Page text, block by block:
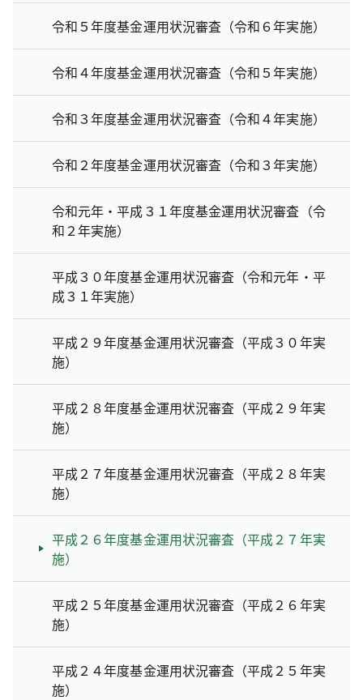
令和５年度基金運用状況審査（令和６年実施）
令和４年度基金運用状況審査（令和５年実施）
令和３年度基金運用状況審査（令和４年実施）
令和２年度基金運用状況審査（令和３年実施）
令和元年・平成３１年度基金運用状況審査（令
和２年実施）
平成３０年度基金運用状況審査（令和元年・平
成３１年実施）
平成２９年度基金運用状況審査（平成３０年実
施）
平成２８年度基金運用状況審査（平成２９年実
施）
平成２７年度基金運用状況審査（平成２８年実
施）
平成２６年度基金運用状況審査（平成２７年実
施）
平成２５年度基金運用状況審査（平成２６年実
施）
平成２４年度基金運用状況審査（平成２５年実
施）